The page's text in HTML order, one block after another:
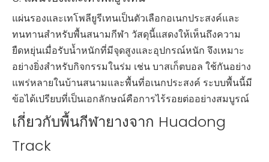
แผ่นรองและเทโพลียูรีเทนเป็นตัวเลือกอเนกประสงค์และ
ทนทานสำหรับพื้นสนามกีฬา วัสดุนี้แสดงให้เห็นถึงความ
ยืดหยุ่นเมื่อรับน้ำหนักที่มีจุดสูงและอุปกรณ์หนัก จึงเหมาะ
อย่างยิ่งสำหรับกิจกรรมในร่ม เช่น บาสเก็ตบอล ใช้กันอย่าง
แพร่หลายในบ้านสนามและพื้นที่อเนกประสงค์ ระบบพื้นนี้มี
ข้อได้เปรียบที่เป็นเอกลักษณ์คือการไร้รอยต่ออย่างสมบูรณ์
เกี่ยวกับพื้นกีฬายางจาก Huadong
Track